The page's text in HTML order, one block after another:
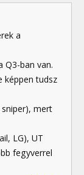
a
Q3-ban van.
képpen tudsz
mert
LG), UT
fegyverrel